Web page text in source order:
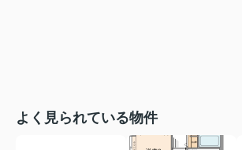
よく見られている物件